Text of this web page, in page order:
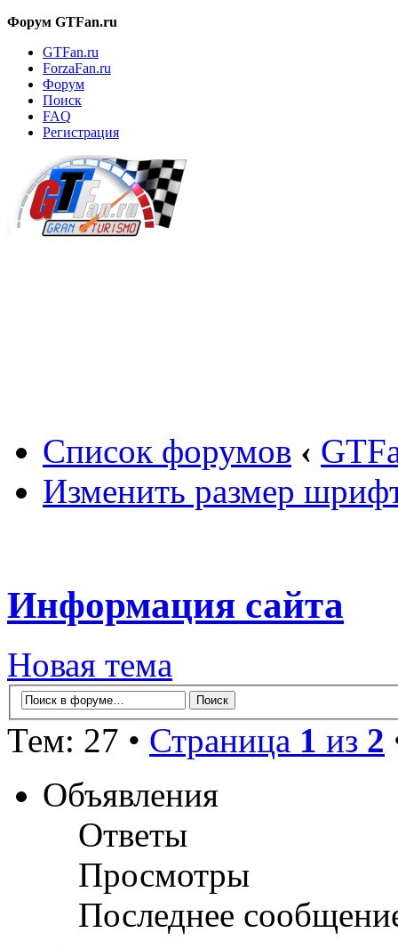
Форум GTFan.ru
GTFan.ru
ForzaFan.ru
Форум
Поиск
FAQ
Регистрация
Список форумов ‹
Изменить размер
Информация сайта
Новая тема
Тем: 27 • Страница 1 из 2
Объявления
Ответы
Просмотры
Последнее